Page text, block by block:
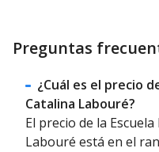
Preguntas
¿Cuál es el precio
Catalina Labouré?
El precio de la
Labouré está en el